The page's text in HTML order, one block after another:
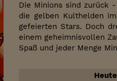
Die Minions sind zurück
die gelben Kulthelden
gefeierten Stars. Doch
einem geheimnisvollen
Spaß und jeder Menge